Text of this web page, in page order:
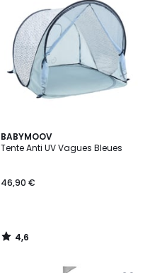
BABYMOOV
Tente Anti UV Vagues Bleues
46,90 €
4,6
/ 5
4,6
/